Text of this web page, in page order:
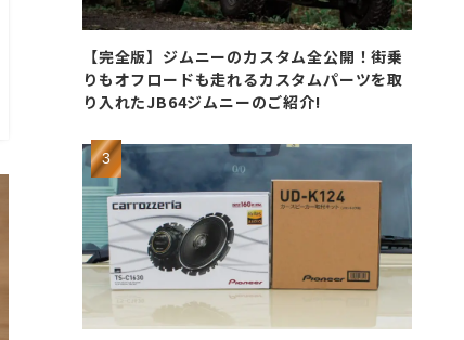
【完全版】ジムニーのカスタム全公開！街乗
りもオフロードも走れるカスタムパーツを取
り入れたJB64ジムニーのご紹介!